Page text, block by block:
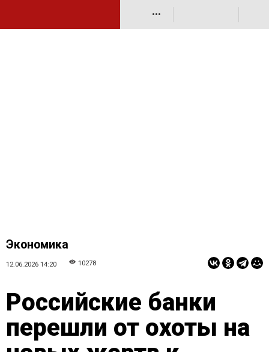
•••
Экономика
12.06.2026 14:20 10278
Российские банки
перешли от охоты на